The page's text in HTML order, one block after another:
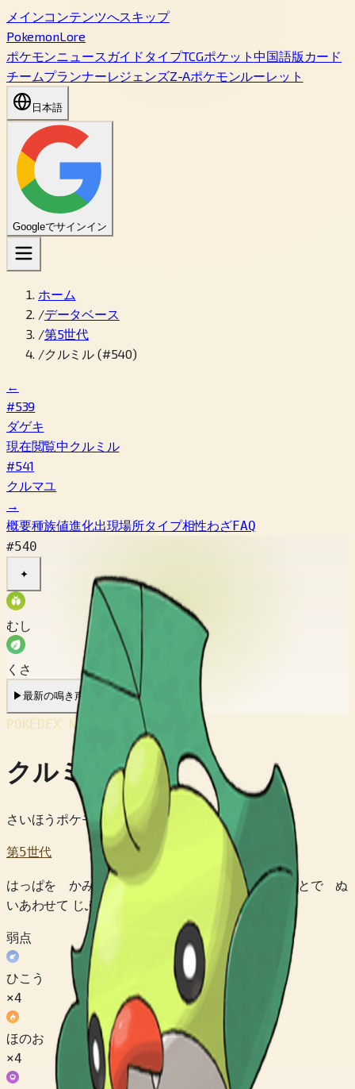
メインコンテンツへスキップ
PokemonLore
ポケモンニュース ガイド タイプTCGポケット中国語版カード
チームプランナーレジェンズZ-Aポケモンルーレット
日本語
Googleでサインイン
ホーム
/データベース
/第5世代
/クルミル (#540)
←
#539
ダゲキ
現在閲覧中 クルミル
#541
クルマユ
→
概要種族値進化出現場所タイプ相性わざFAQ
#540
✦
むし
くさ
▶最新の鳴き声 旧作の鳴き声
POKÉDEX No.
クルミル
さいほうポケモン
第5世代
はっぱを かみきり くちから だす ねんちゃくいとで ぬ
いあわせて じぶんで ふくを つくる ポケモン。
弱点
ひこう
×4
ほのお
×4